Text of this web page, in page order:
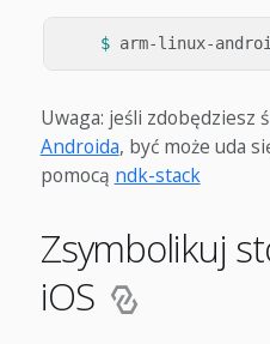
$ arm-linux-
Uwaga: jeśli zdobędziesz
Androida, być może uda
pomocą ndk-stack
Zsymbolikuj
iOS